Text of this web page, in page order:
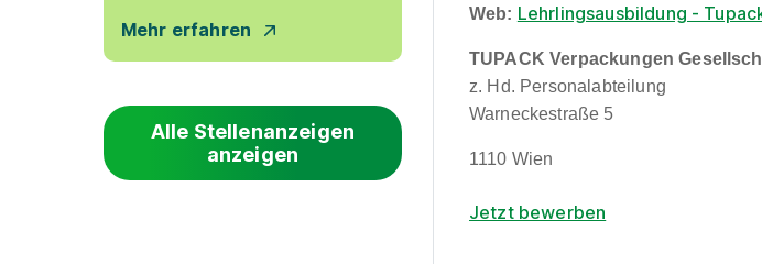
Mehr erfahren
Alle Stellenanzeigen
anzeigen
Web: Lehrlingsausbildung -
TUPACK Verpackungen
z. Hd. Personalabteilung
Warneckestraße 5
1110 Wien
Jetzt bewerben